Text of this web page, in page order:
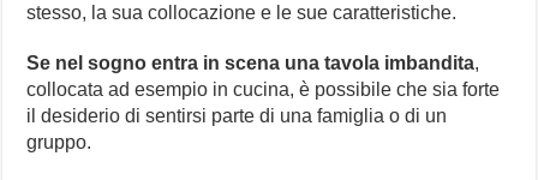
stesso, la sua collocazione e le sue caratteristiche.
Se nel sogno entra in scena una tavola imbandita,
collocata ad esempio in cucina, è possibile che sia forte
il desiderio di sentirsi parte di una famiglia o di un
gruppo.